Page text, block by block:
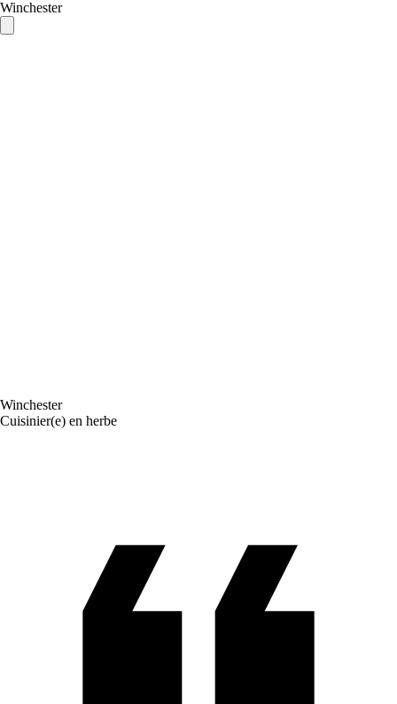
Winchester
Winchester
Cuisinier(e) en herbe